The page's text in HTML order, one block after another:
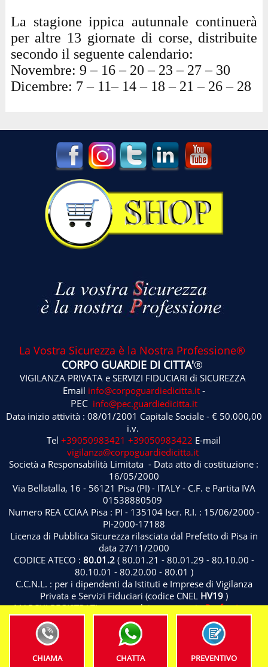
La stagione ippica autunnale continuerà
per altre 13 giornate di corse, distribuite
secondo il seguente calendario:
Novembre: 9 – 16 – 20 – 23 – 27 – 30
Dicembre: 7 – 11– 14 – 18 – 21 – 26 – 28
La Vostra Sicurezza è la Nostra Professione®
CORPO GUARDIE DI CITTA'®
VIGILANZA PRIVATA e SERVIZI FIDUCIARI di SICUREZZA
Email info@corpoguardiedicitta.it-
PEC info@pec.guardiedicitta.it
Data inizio attività : 08/01/2001 Capitale Sociale - € 50.000,00
i.v.
Tel+39050983421 +39050983422 E-mail
vigilanza@corpoguardiedicitta.it
Società a Responsabilità Limitata - Data atto di costituzione :
16/05/2000
Via Bellatalla, 16 - 56121 Pisa (PI) - ITALY - C.F. e Partita IVA
01538880509
Numero REA CCIAA Pisa : PI - 135104 Iscr. R.I. : 15/06/2000 -
PI-2000-17188
Licenza di Pubblica Sicurezza rilasciata dal Prefetto di Pisa in
data 27/11/2000
CODICE ATECO : 80.01.2( 80.01.21 - 80.01.29 - 80.10.00 -
80.10.01 - 80.20.00 - 80.01 )
C.C.N.L. : per i dipendenti da Istituti e Imprese di Vigilanza
Privata e Servizi Fiduciari (codice CNEL HV19 )
MARCHI REGISTRATI : nome - claim - stemmi -Professione
Sicurezza® ( Classificazione di Nizza 9 - 12 - 36 - 37 - 38 - 42 -
45)
Privacy Policy
CHIAMA CHATTA PREVENTIVO